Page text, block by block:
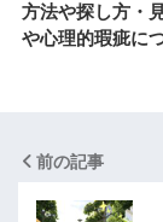
方法や探し方・
や心理的瑕疵に
前の記事